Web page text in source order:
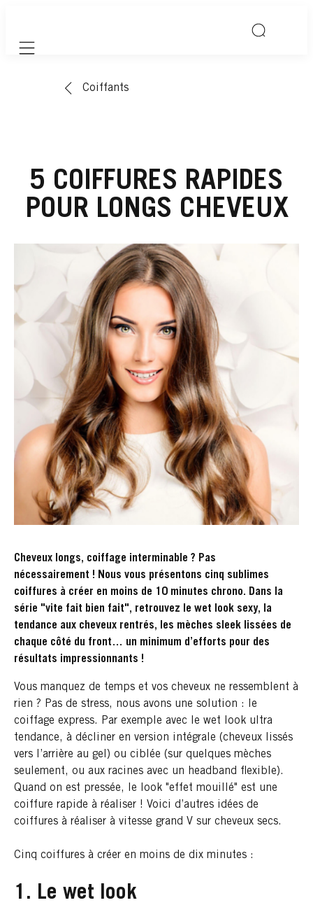
Mobile navigation
Coiffants
5 COIFFURES RAPIDES
POUR LONGS CHEVEUX
Cheveux longs, coiffage interminable ? Pas
nécessairement ! Nous vous présentons cinq sublimes
coiffures à créer en moins de 10 minutes chrono. Dans la
série "vite fait bien fait", retrouvez le wet look sexy, la
tendance aux cheveux rentrés, les mèches sleek lissées de
chaque côté du front… un minimum d’efforts pour des
résultats impressionnants !
Vous manquez de temps et vos cheveux ne ressemblent à
rien ? Pas de stress, nous avons une solution : le
coiffage express. Par exemple avec le wet look ultra
tendance, à décliner en version intégrale (cheveux lissés
vers l’arrière au gel) ou ciblée (sur quelques mèches
seulement, ou aux racines avec un headband flexible).
Quand on est pressée, le look "effet mouillé" est une
coiffure rapide à réaliser ! Voici d’autres idées de
coiffures à réaliser à vitesse grand V sur cheveux secs.
Cinq coiffures à créer en moins de dix minutes :
1. Le wet look